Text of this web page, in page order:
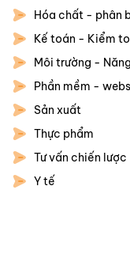
Hóa chất - phân
Kế toán - Kiểm
Môi trường -
Phần mềm -
Sản xuất
Thực phẩm
Tư vấn chiến lược
Y tế